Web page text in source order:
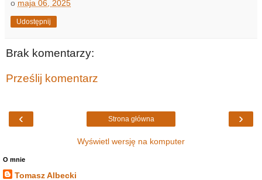
o maja 06, 2025
Udostępnij
Brak komentarzy:
Prześlij komentarz
‹ ›
Strona główna
Wyświetl wersję na komputer
O mnie
Tomasz Albecki